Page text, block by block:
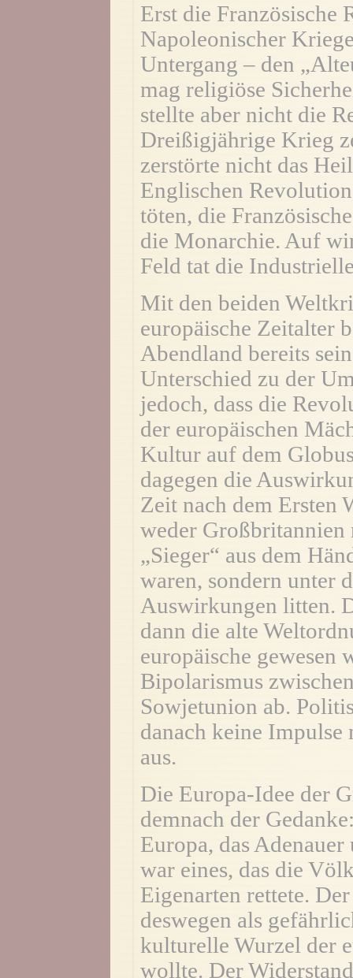
Erst die Französische
Napoleonischer
Untergang – den
mag religiöse
stellte aber nicht die
Dreißigjährige Krieg
zerstörte nicht das
Englischen
töten, die
die Monarchie. Auf
Feld tat die
Mit den beiden
europäische Zeitalter
Abendland bereits
Unterschied zu der
jedoch, dass die
der europäischen
Kultur auf dem
dagegen die
Zeit nach dem Ersten
weder Großbritannien
„Sieger“ aus dem
waren, sondern unter
Auswirkungen litten.
dann die alte
europäische gewesen
Bipolarismus
Sowjetunion ab.
danach keine
aus.
Die Europa-Idee der
demnach der
Europa, das
war eines, das die
Eigenarten rettete.
deswegen als
kulturelle Wurzel der
wollte. Der